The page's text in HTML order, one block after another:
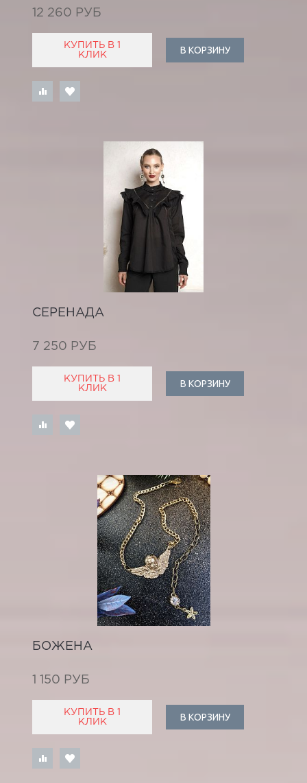
12 260 РУБ
КУПИТЬ В 1
КЛИК
В КОРЗИНУ
СЕРЕНАДА
7 250 РУБ
КУПИТЬ В 1
КЛИК
В КОРЗИНУ
БОЖЕНА
1 150 РУБ
КУПИТЬ В 1
КЛИК
В КОРЗИНУ